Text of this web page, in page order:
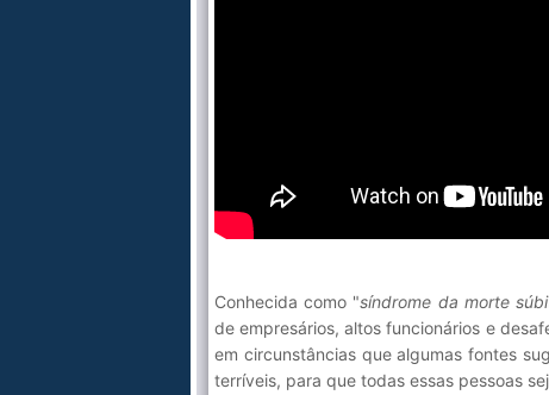
Conhecida como "síndrome da morte
de empresários, altos funcionários e
em circunstâncias que algumas fontes
terríveis, para que todas essas pessoas